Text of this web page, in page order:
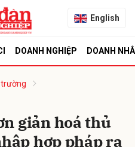
English
DOANH NGHIỆP DOANH
trường
giản hoá thủ
hợp pháp ra